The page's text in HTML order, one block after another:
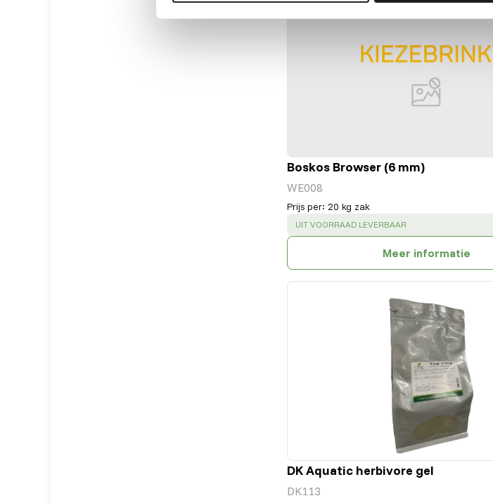
Boskos Browser (6 mm)
WE008
Prijs per: 20 kg zak
SUCCESS:
UIT VOORRAAD LEVERBAAR
Meer informatie
DK Aquatic herbivore gel
DK113